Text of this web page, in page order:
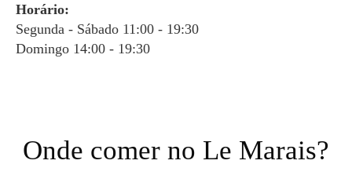
Horário:
Segunda - Sábado 11:00 - 19:30
Domingo 14:00 - 19:30
Onde comer no Le Marais?